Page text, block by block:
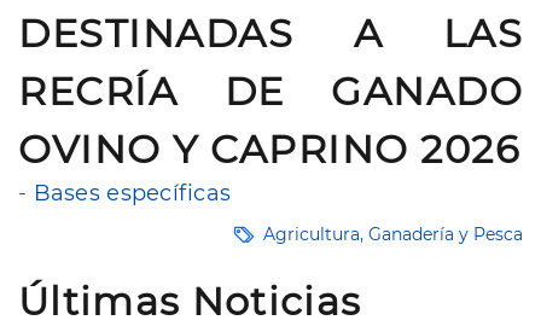
DESTINADAS A LAS
RECRÍA DE GANADO
OVINO Y CAPRINO 2026
- Bases específicas
Agricultura, Ganadería y Pesca
Últimas Noticias